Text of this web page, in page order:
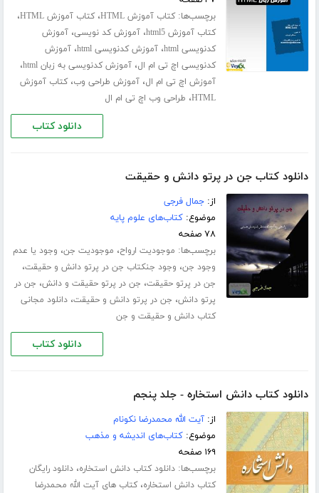
برچسب‌ها:کتاب آموزش HTML ،کتاب آموزش HTML ،
کتاب آموزش html5 ،آموزش کد نویسی،آموزش
کدنویسی html
،آموزش کدنویسی html ،آموزش
کدنویسی اچ تی ام ال،آموزش کدنویسی به زبان html ،
آموزش اچ تی ام ال،آموزش طراحی وب،کتاب آموزش
HTML، طراحی وب اچ تی ام ال
دانلود کتاب
دانلود کتاب جن در پرتو دانش و حقیقت
از:جمال فرجی
موضوع:کتاب‌های علوم پایه
۷۸ صفحه
برچسب‌ها: موجودیت ارواح، موجودیت جن، وجود یا عدم
وجود جن، وجود جنکتاب جن در پرتو دانش و حقیقت،
جن در پرتو حقیقت، جن در پرتو حقیقت و دانش، جن در
پرتو دانش، جن در پرتو دانش و حقیقت،دانلود مجانی
کتاب دانش و حقیقت و جن
دانلود کتاب
دانلود کتاب دانش استخاره - جلد پنجم
از:آیت الله محمدرضا نکونام
موضوع:کتاب‌های اندیشه و مذهب
۱۶۹ صفحه
برچسب‌ها:دانلود کتاب دانش استخاره،دانلود رایگان
کتاب دانش استخاره،کتاب های آیت الله محمدرضا